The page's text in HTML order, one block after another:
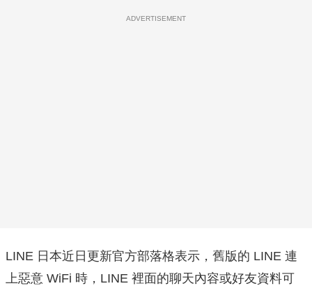
ADVERTISEMENT
LINE 日本近日更新官方部落格表示，舊版的 LINE 連
上惡意 WiFi 時，LINE 裡面的聊天內容或好友資料可